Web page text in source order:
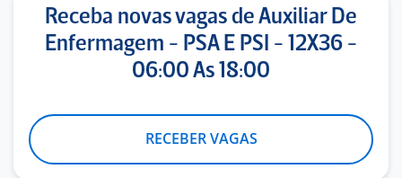
Receba novas vagas de Auxiliar De
Enfermagem - PSA E PSI - 12X36 -
06:00 As 18:00
RECEBER VAGAS